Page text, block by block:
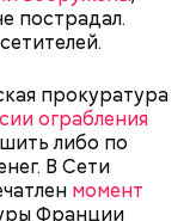
пострадал.
прокуратура
ограбления
либо по
В Сети
момент
Франции